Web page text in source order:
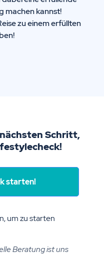
machen kannst!
zu einem erfüllten
Schritt,
starten!
um zu starten
Beratung ist uns